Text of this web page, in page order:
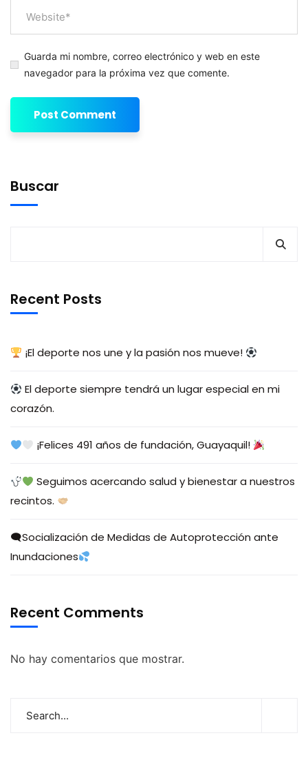
Guarda mi nombre, correo electrónico y web en este
navegador para la próxima vez que comente.
Buscar
Recent Posts
¡El deporte nos une y la pasión nos mueve!
El deporte siempre tendrá un lugar especial en mi
corazón.
¡Felices 491 años de fundación, Guayaquil!
Seguimos acercando salud y bienestar a nuestros
recintos.
🗨Socialización de Medidas de Autoprotección ante
Inundaciones
Recent Comments
No hay comentarios que mostrar.